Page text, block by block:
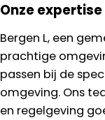
Onze expertise
Bergen L, een
prachtige
passen bij de
omgeving. Ons
en regelgeving